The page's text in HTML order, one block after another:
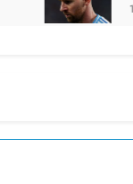
19 Horas Atrás